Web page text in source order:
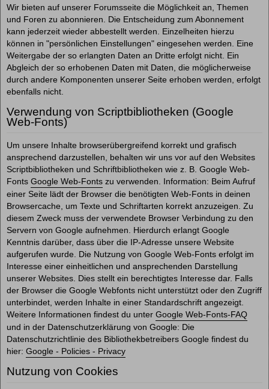
Wir bieten auf unserer Forumsseite die Möglichkeit an, Themen
und Foren zu abonnieren. Die Entscheidung zum Abonnement
kann jederzeit wieder abbestellt werden. Einzelheiten hierzu
können in "persönlichen Einstellungen" eingesehen werden. Eine
Weitergabe der so erlangten Daten an Dritte erfolgt nicht. Ein
Abgleich der so erhobenen Daten mit Daten, die möglicherweise
durch andere Komponenten unserer Seite erhoben werden, erfolgt
ebenfalls nicht.
Verwendung von Scriptbibliotheken (Google
Web-Fonts)
Um unsere Inhalte browserübergreifend korrekt und grafisch
ansprechend darzustellen, behalten wir uns vor auf den Websites
Scriptbibliotheken und Schriftbibliotheken wie z. B. Google Web-
Fonts Google Web-Fonts zu verwenden. Information: Beim Aufruf
einer Seite lädt der Browser die benötigten Web-Fonts in deinen
Browsercache, um Texte und Schriftarten korrekt anzuzeigen. Zu
diesem Zweck muss der verwendete Browser Verbindung zu den
Servern von Google aufnehmen. Hierdurch erlangt Google
Kenntnis darüber, dass über die IP-Adresse unsere Website
aufgerufen wurde. Die Nutzung von Google Web-Fonts erfolgt im
Interesse einer einheitlichen und ansprechenden Darstellung
unserer Websites. Dies stellt ein berechtigtes Interesse dar. Falls
der Browser die Google Webfonts nicht unterstützt oder den Zugriff
unterbindet, werden Inhalte in einer Standardschrift angezeigt.
Weitere Informationen findest du unter Google Web-Fonts-FAQ
und in der Datenschutzerklärung von Google: Die
Datenschutzrichtlinie des Bibliothekbetreibers Google findest du
hier: Google - Policies - Privacy
Nutzung von Cookies